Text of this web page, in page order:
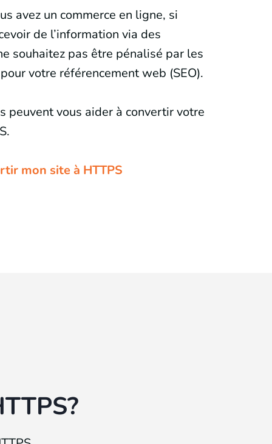
avez un commerce en ligne, si
de l’information via des
souhaitez pas être pénalisé par les
votre référencement web (SEO).
peuvent vous aider à convertir votre
mon site à HTTPS